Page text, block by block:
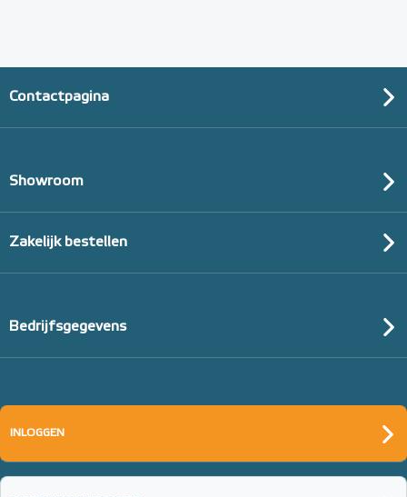
Contactpagina
Showroom
Zakelijk bestellen
Bedrijfsgegevens
INLOGGEN